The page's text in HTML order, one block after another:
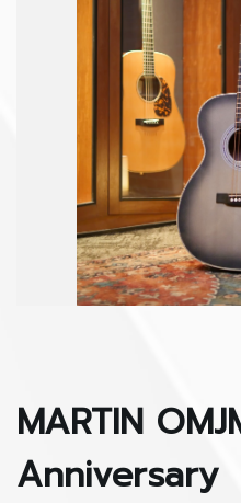
MARTIN
Anniversary